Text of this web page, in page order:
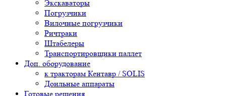
Экскаваторы
Погрузчики
Вилочные погрузчики
Ричтраки
Штабелеры
Транспортировщики паллет
Доп. оборудование
к тракторам Кентавр / SOLIS
Доильные аппараты
Готовые решения